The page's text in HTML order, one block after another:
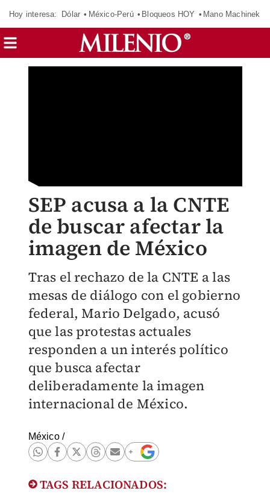
Hoy interesa: Dólar México-Perú Bloqueos HOY Mano Machinek
SEP acusa a la CNTE
de buscar afectar la
imagen de México
Tras el rechazo de la CNTE a las
mesas de diálogo con el gobierno
federal, Mario Delgado, acusó
que las protestas actuales
responden a un interés político
que busca afectar
deliberadamente la imagen
internacional de México.
México/
TAGS RELACIONADOS: